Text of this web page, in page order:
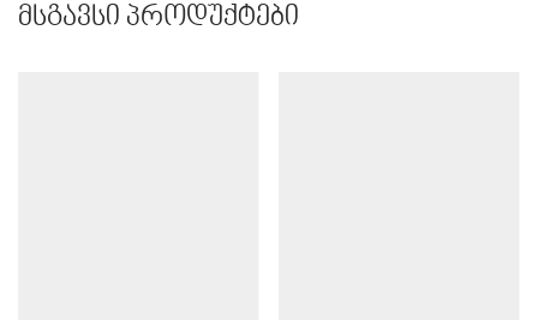
მსგავსი პროდუქტები